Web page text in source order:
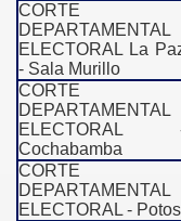
CORTE
DEPARTAMENTAL
ELECTORAL La
- Sala Murillo
CORTE
DEPARTAMENTAL
ELECTORAL
Cochabamba
CORTE
DEPARTAMENTAL
ELECTORAL -